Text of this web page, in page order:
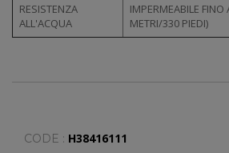
RESISTENZA
ALL'ACQUA
IMPERMEABILE
METRI/330 PIEDI)
CODE : H38416111